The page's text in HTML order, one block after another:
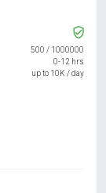
500 / 1000000
0-12 hrs
up to 10K / day